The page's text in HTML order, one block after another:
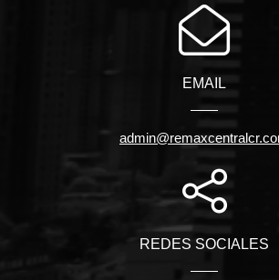
EMAIL
REDES SOCIALES